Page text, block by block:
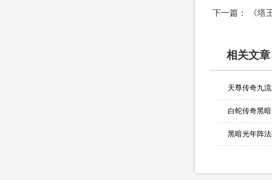
下一篇：
《塔
相关文章
天尊传奇九
黑暗光年阵